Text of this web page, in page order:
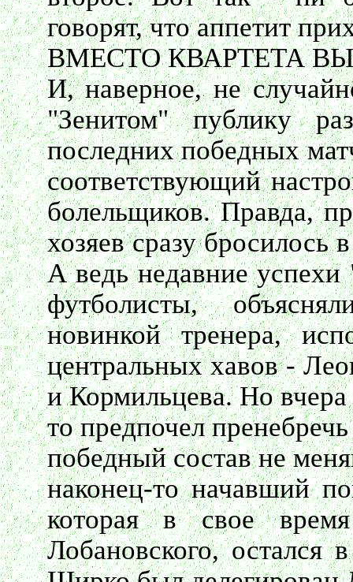
говорят, что аппетит
ВМЕСТО КВАРТЕТА
И, наверное, не
"Зенитом" публику
последних победных
соответствующий
болельщиков. Правда,
хозяев сразу бросилось
А ведь недавние
футболисты,
новинкой тренера,
центральных хавов -
и Кормильцева. Но
то предпочел
победный состав не
наконец-то начавший
которая в свое
Лобановского,